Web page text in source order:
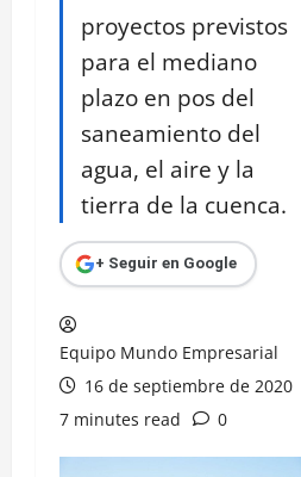
proyectos previstos
para el mediano
plazo en pos del
saneamiento del
agua, el aire y la
tierra de la cuenca.
+ Seguir en Google
Equipo Mundo Empresarial
16 de septiembre de 2020
7 minutes read
0